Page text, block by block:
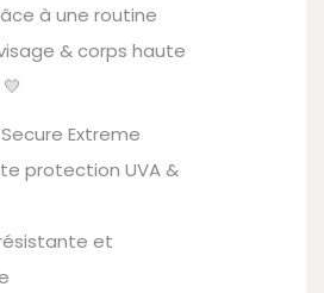
à une routine
& corps haute
Secure Extreme
protection UVA &
et